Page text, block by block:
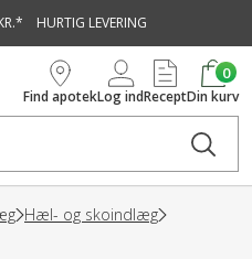
HURTIG LEVERING
Find apotekLog indRecept
0
Din kurv
Hæl- og skoindlæg